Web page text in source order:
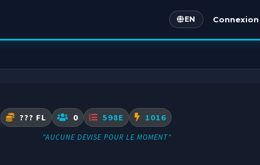
EN
English Connexion
??? FL 0 598E 1016
"AUCUNE DEVISE POUR LE MOMENT"